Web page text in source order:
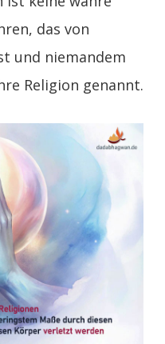
das von
und niemandem
Religion genannt.